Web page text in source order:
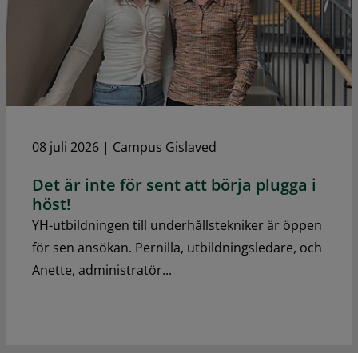
08 juli 2026 | Campus Gislaved
Det är inte för sent att börja plugga i
höst!
YH-utbildningen till underhållstekniker är öppen
för sen ansökan. Pernilla, utbildningsledare, och
Anette, administratör...